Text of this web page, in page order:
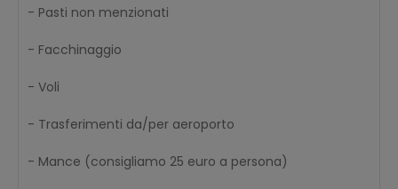
- Pasti non menzionati
- Facchinaggio
- Voli
- Trasferimenti da/per aeroporto
- Mance (consigliamo 25 euro a persona)